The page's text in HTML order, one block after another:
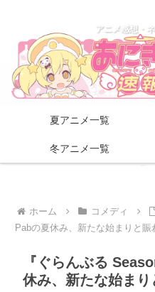
アニメ感想・
夏アニメ一覧
冬アニメ一覧
ホーム コメディ
Pabの夏休み、新たな始まりと賑
『ぐらんぶる
休み、新たな始まり